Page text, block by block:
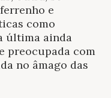
e
como
última ainda
preocupada com
no âmago das